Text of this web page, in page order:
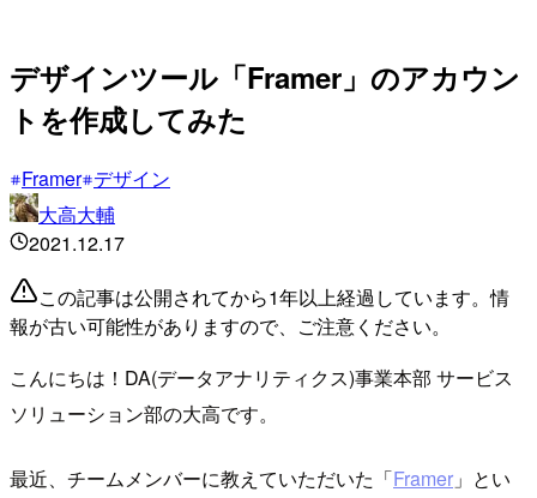
デザインツール「Framer」のアカウン
トを作成してみた
Framer デザイン
大高大輔
2021.12.17
この記事は公開されてから1年以上経過しています。情
報が古い可能性がありますので、ご注意ください。
こんにちは！DA(データアナリティクス)事業本部 サービス
ソリューション部の大高です。
最近、チームメンバーに教えていただいた「Framer 」とい